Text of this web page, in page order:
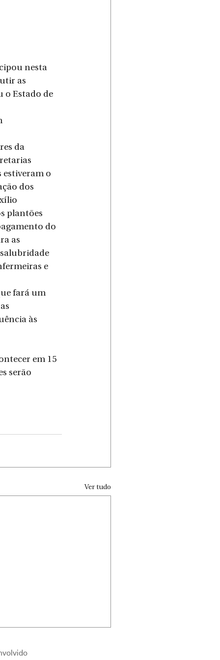
nesta
as
o Estado de
da
estiveram o
dos
plantões
do
as
e
fará um
às
em 15
serão
Ver tudo